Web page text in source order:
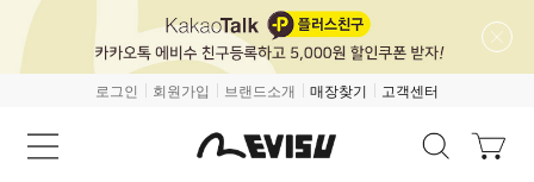
로그인 회원가입 브랜드소개 매장찾기 고객센터